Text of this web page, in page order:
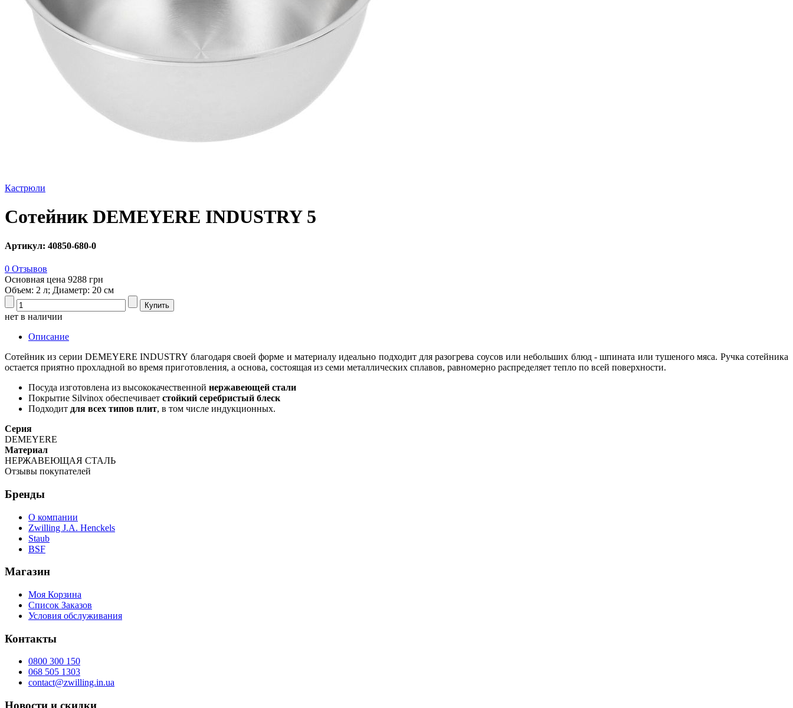
Кастрюли
Сотейник DEMEYERE INDUSTRY 5
Артикул: 40850-680-0
0 Отзывов
Основная цена 9288 грн
Объем: 2 л; Диаметр: 20 см
нет в наличии
Описание
Сотейник из серии DEMEYERE INDUSTRY благодаря своей форме и материалу идеально подходит для разогрева соусов или небольших блюд - шпината или тушеного мяса. Ручка сотейника
остается приятно прохладной во время приготовления, а основа, состоящая из семи металлических сплавов, равномерно распределяет тепло по всей поверхности.
Посуда изготовлена из высококачественной нержавеющей стали
Покрытие Silvinox обеспечивает стойкий серебристый блеск
Подходит для всех типов плит, в том числе индукционных.
Серия
DEMEYERE
Материал
НЕРЖАВЕЮЩАЯ СТАЛЬ
Отзывы покупателей
Бренды
О компании
Zwilling J.A. Henckels
Staub
BSF
Магазин
Моя Корзина
Список Заказов
Условия обслуживания
Контакты
0800 300 150
068 505 1303
contact@zwilling.in.ua
Новости и скидки